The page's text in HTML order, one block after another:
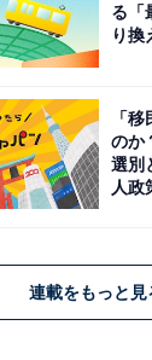
る「
り換
「
のか
選別
人政
連載をもっと見